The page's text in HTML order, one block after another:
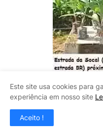
Este site usa cookies para
experiência em nosso site
Aceito !